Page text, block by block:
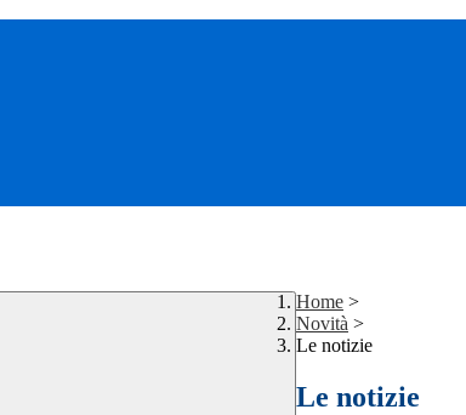
Home >
Novità >
Le notizie
Le notizie